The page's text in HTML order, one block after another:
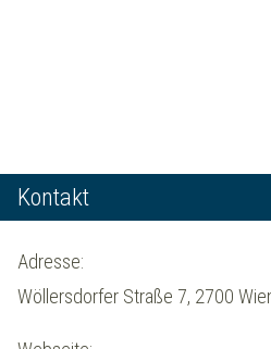
Kontakt
Adresse:
Wöllersdorfer Straße 7, 2700